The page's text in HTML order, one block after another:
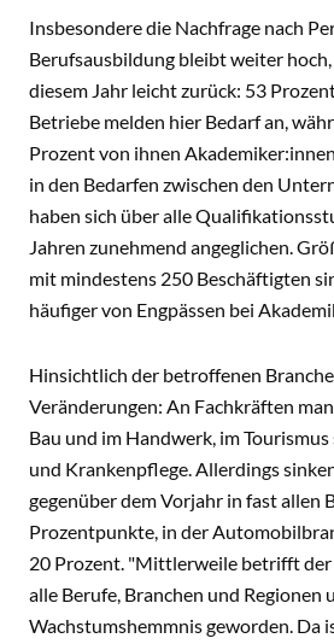
Insbesondere die Nachfrage nach
Berufsausbildung bleibt weiter
diesem Jahr leicht zurück: 53
Betriebe melden hier Bedarf an,
Prozent von ihnen
in den Bedarfen zwischen den
haben sich über alle
Jahren zunehmend angeglichen.
mit mindestens 250 Beschäftigten
häufiger von Engpässen bei
Hinsichtlich der betroffenen
Veränderungen: An Fachkräften
Bau und im Handwerk, im
und Krankenpflege. Allerdings
gegenüber dem Vorjahr in fast allen
Prozentpunkte, in der
20 Prozent. "Mittlerweile betrifft der
alle Berufe, Branchen und Regionen
Wachstumshemmnis geworden. Da